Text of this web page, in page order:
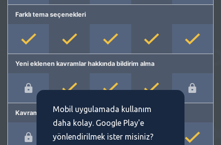
Farklı tema seçenekleri
Yeni eklenen kavramlar hakkında bildirim alma
Kavram önermeMobil uygulamada kullanım
daha kolay. Google Play'e
yönlendirilmek ister misiniz?